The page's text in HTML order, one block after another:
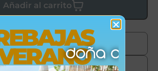
Añadir al carrito
cómodamente con Klarna